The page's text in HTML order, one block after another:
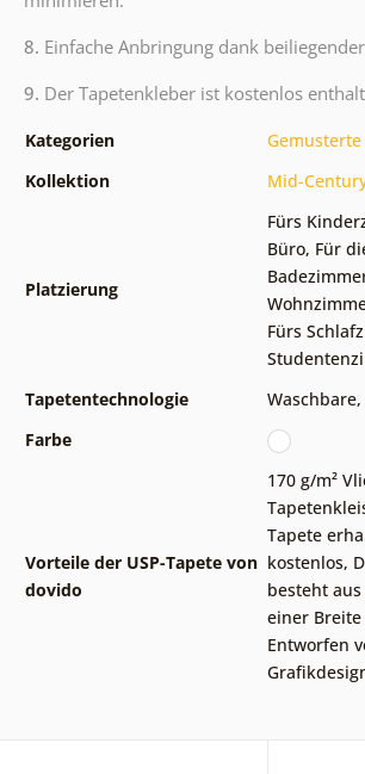
8. Einfache Anbringung dank
9. Der Tapetenkleber ist kostenlos
Kategorien
Kollektion
Mid-
Platzierung
Fürs
Büro, Für
Fürs
Tapetentechnologie
Waschbare,
Farbe
Vorteile der USP-Tapete von
dovido
170 g/m²
Tapete
kostenlos,
besteht
einer Breite
Entworfen